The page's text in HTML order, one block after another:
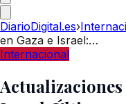
DiarioDigital.es›
en Gaza e Israel:…
Internacional
Actualizaciones